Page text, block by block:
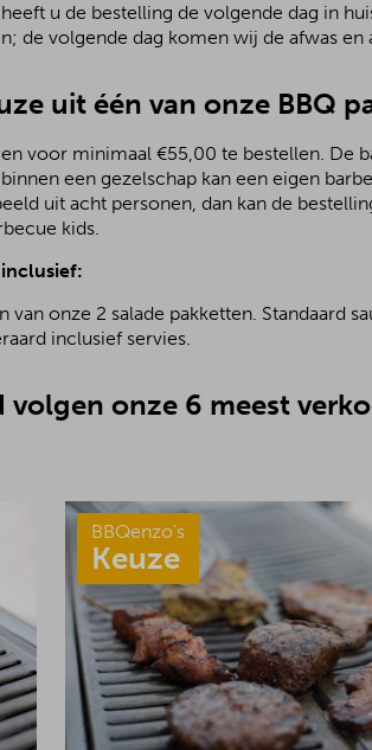
u de bestelling de volgende dag in
de volgende dag komen wij de afwas
uit één van onze BBQ
voor minimaal €55,00 te bestellen. De
een gezelschap kan een eigen
uit acht personen, dan kan de
kids.
van onze 2 salade pakketten. Standaard
inclusief servies.
volgen onze 6 meest
BBQenzo’s
Keuze